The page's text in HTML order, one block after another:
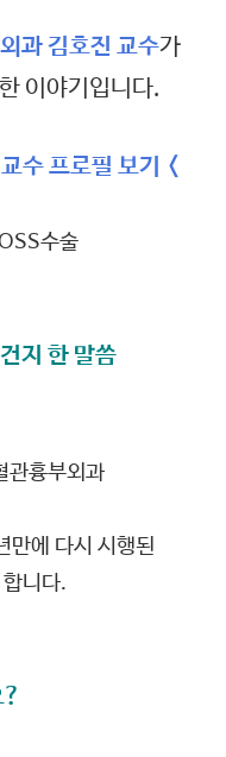
과 김호진 교수가
이야기입니다.
수 프로필 보기 <
수술
지 한 말씀
관흉부외과
만에 다시 시행된
니다.
?